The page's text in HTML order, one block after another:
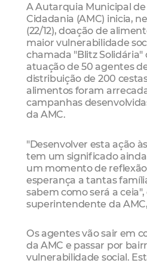
A Autarquia Municipal de
Cidadania (AMC) inicia,
(22/12), doação de
maior vulnerabilidade
chamada "Blitz Solidária"
atuação de 50 agentes
distribuição de 200
alimentos foram
campanhas
da AMC.
"Desenvolver esta ação
tem um significado
um momento de
esperança a tantas
sabem como será a
superintendente da
Os agentes vão sair em
da AMC e passar por
vulnerabilidade social.